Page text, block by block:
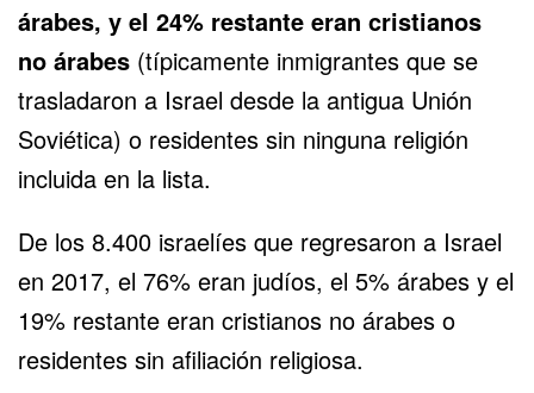
árabes, y el 24% restante eran cristianos
no árabes (típicamente inmigrantes que se
trasladaron a Israel desde la antigua Unión
Soviética) o residentes sin ninguna religión
incluida en la lista.
De los 8.400 israelíes que regresaron a Israel
en 2017, el 76% eran judíos, el 5% árabes y el
19% restante eran cristianos no árabes o
residentes sin afiliación religiosa.